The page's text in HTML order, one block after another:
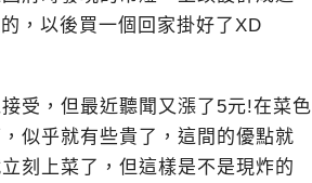
，以後買一個回家掛好了XD
受，但最近聽聞又漲了5元!在菜色
似乎就有些貴了，這間的優點就
刻上菜了，但這樣是不是現炸的